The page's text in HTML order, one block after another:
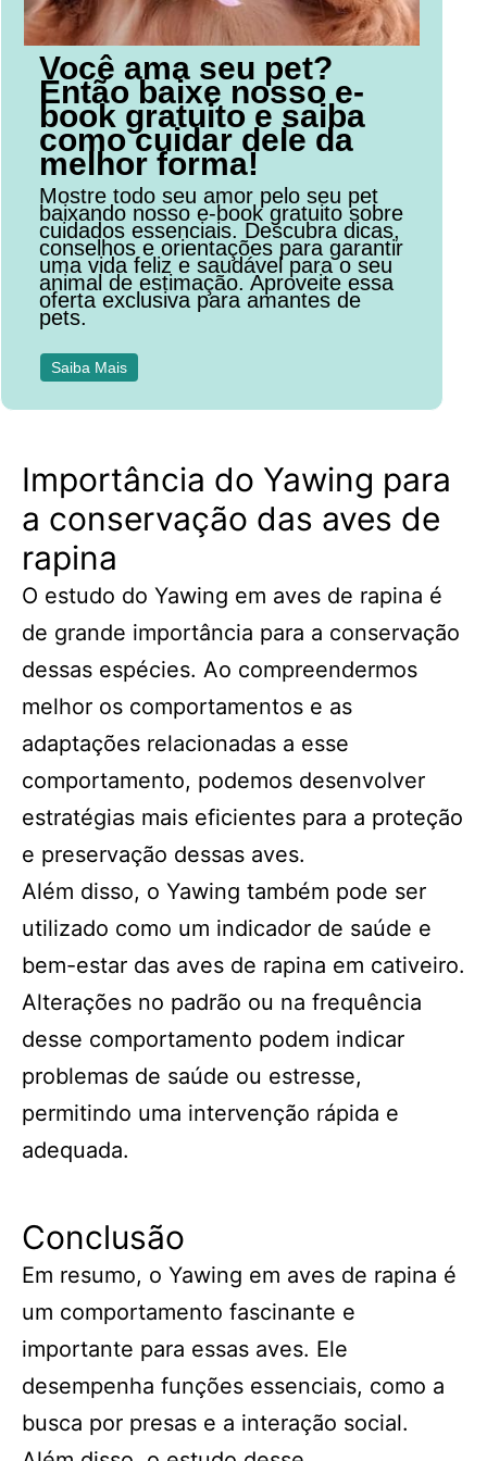
Você ama seu pet?
Então baixe nosso e-
book gratuito e saiba
como cuidar dele da
melhor forma!
Mostre todo seu amor pelo seu pet
baixando nosso e-book gratuito sobre
cuidados essenciais. Descubra dicas,
conselhos e orientações para garantir
uma vida feliz e saudável para o seu
animal de estimação. Aproveite essa
oferta exclusiva para amantes de
pets.
Saiba Mais
Importância do Yawing para
a conservação das aves de
rapina
O estudo do Yawing em aves de rapina é
de grande importância para a conservação
dessas espécies. Ao compreendermos
melhor os comportamentos e as
adaptações relacionadas a esse
comportamento, podemos desenvolver
estratégias mais eficientes para a proteção
e preservação dessas aves.
Além disso, o Yawing também pode ser
utilizado como um indicador de saúde e
bem-estar das aves de rapina em cativeiro.
Alterações no padrão ou na frequência
desse comportamento podem indicar
problemas de saúde ou estresse,
permitindo uma intervenção rápida e
adequada.
Conclusão
Em resumo, o Yawing em aves de rapina é
um comportamento fascinante e
importante para essas aves. Ele
desempenha funções essenciais, como a
busca por presas e a interação social.